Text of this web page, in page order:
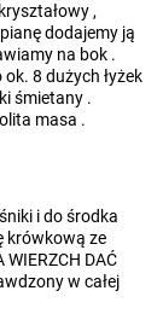
,
dodajemy ją
na bok .
8 dużych łyżek
śmietany .
masa .
i do środka
krówkową ze
WIERZCH DAĆ
w całej